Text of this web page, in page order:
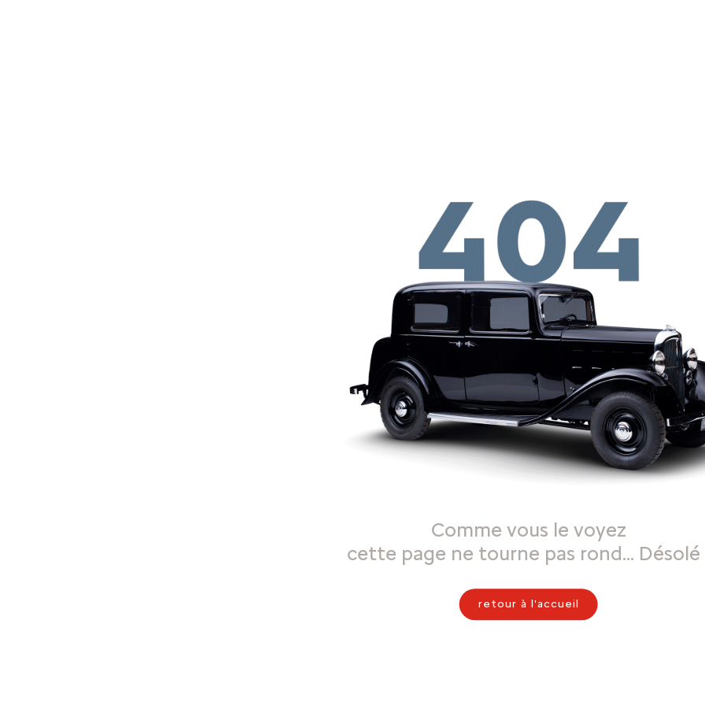
Comme vous le voyez
cette page ne tourne pas rond… Désolé
retour à l'accueil